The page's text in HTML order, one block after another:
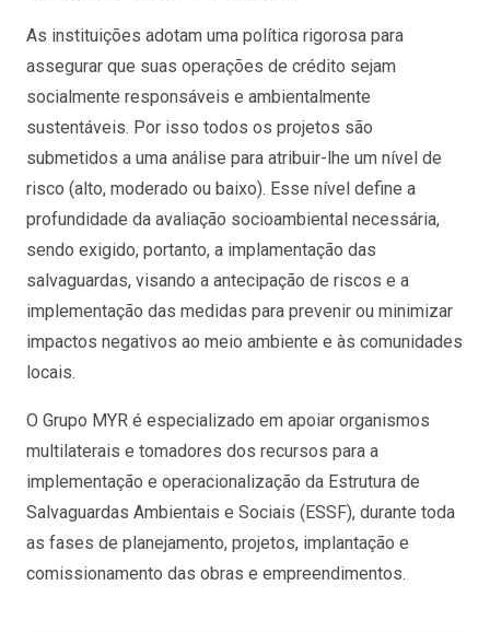
As instituições adotam uma política rigorosa para
assegurar que suas operações de crédito sejam
socialmente responsáveis e ambientalmente
sustentáveis. Por isso todos os projetos são
submetidos a uma análise para atribuir-lhe um nível de
risco (alto, moderado ou baixo). Esse nível define a
profundidade da avaliação socioambiental necessária,
sendo exigido, portanto, a implamentação das
salvaguardas, visando a antecipação de riscos e a
implementação das medidas para prevenir ou minimizar
impactos negativos ao meio ambiente e às comunidades
locais.
O Grupo MYR é especializado em apoiar organismos
multilaterais e tomadores dos recursos para a
implementação e operacionalização da Estrutura de
Salvaguardas Ambientais e Sociais (ESSF), durante toda
as fases de planejamento, projetos, implantação e
comissionamento das obras e empreendimentos.